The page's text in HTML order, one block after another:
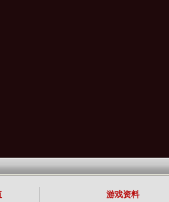
游戏资料